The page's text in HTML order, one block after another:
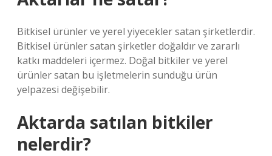
Bitkisel ürünler ve yerel yiyecekler satan şirketlerdir.
Bitkisel ürünler satan şirketler doğaldır ve zararlı
katkı maddeleri içermez. Doğal bitkiler ve yerel
ürünler satan bu işletmelerin sunduğu ürün
yelpazesi değişebilir.
Aktarda satılan bitkiler
nelerdir?